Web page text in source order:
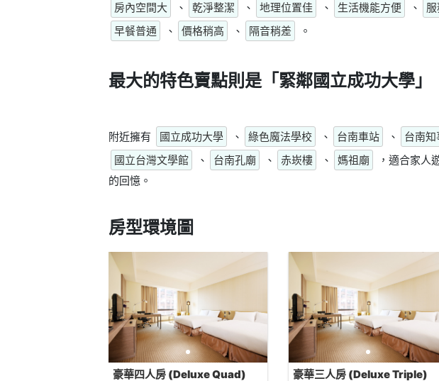
房內空間大
、 乾淨整潔 、 地理位置佳 、 生活機能方便 、
早餐普通
、 價格稍高 、 隔音稍差 。
最大的特色賣點則是「緊鄰國立成功大學」
附近擁有 國立成功大學 、 綠色魔法學校 、 台南車站 、 台南知
國立台灣文學館
、 台南孔廟 、 赤崁樓 、 媽祖廟
，適合家人
的回憶。
房型環境圖
豪華四人房 (Deluxe Quad) 豪華三人房 (Deluxe Triple)